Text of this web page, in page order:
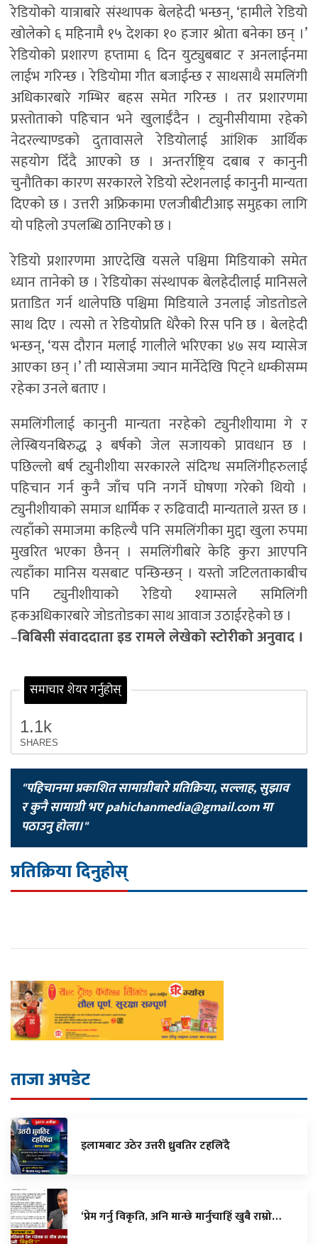
रेडियोको यात्राबारे संस्थापक बेलहेदी भन्छन्, ‘हामीले रेडियो
खोलेको ६ महिनामै १५ देशका १० हजार श्रोता बनेका छन् ।’
रेडियोको प्रशारण हप्तामा ६ दिन युट्युबबाट र अनलाईनमा
लाईभ गरिन्छ । रेडियोमा गीत बजाईन्छ र साथसाथै समलिंगी
अधिकारबारे गम्भिर बहस समेत गरिन्छ । तर प्रशारणमा
प्रस्तोताको पहिचान भने खुलाईँदैन । ट्युनीसीयामा रहेको
नेदरल्याण्डको दुतावासले रेडियोलाई आंशिक आर्थिक
सहयोग दिँदै आएको छ । अन्तर्राष्ट्रिय दबाब र कानुनी
चुनौतिका कारण सरकारले रेडियो स्टेशनलाई कानुनी मान्यता
दिएको छ । उत्तरी अफ्रिकामा एलजीबीटीआइ समुहका लागि
यो पहिलो उपलब्धि ठानिएको छ ।
रेडियो प्रशारणमा आएदेखि यसले पश्चिमा मिडियाको समेत
ध्यान तानेको छ । रेडियोका संस्थापक बेलहेदीलाई मानिसले
प्रताडित गर्न थालेपछि पश्चिमा मिडियाले उनलाई जोडतोडले
साथ दिए । त्यसो त रेडियोप्रति धेरैको रिस पनि छ । बेलहेदी
भन्छन्, ‘यस दौरान मलाई गालीले भरिएका ४७ सय म्यासेज
आएका छन् ।’ ती म्यासेजमा ज्यान मार्नेदेखि पिट्ने धम्कीसम्म
रहेका उनले बताए ।
समलिंगीलाई कानुनी मान्यता नरहेको ट्युनीशीयामा गे र
लेस्बियनबिरुद्ध ३ बर्षको जेल सजायको प्रावधान छ ।
पछिल्लो बर्ष ट्युनीशीया सरकारले संदिग्ध समलिंगीहरुलाई
पहिचान गर्न कुनै जाँच पनि नगर्ने घोषणा गरेको थियो ।
ट्युनीशीयाको समाज धार्मिक र रुढिवादी मान्यताले ग्रस्त छ ।
त्यहाँको समाजमा कहिल्यै पनि समलिंगीका मुद्दा खुला रुपमा
मुखरित भएका छैनन् । समलिंगीबारे केहि कुरा आएपनि
त्यहाँका मानिस यसबाट पन्छिन्छन् । यस्तो जटिलताकाबीच
पनि ट्युनीशीयाको रेडियो श्याम्सले समिलिंगी
हकअधिकारबारे जोडतोडका साथ आवाज उठाईरहेको छ ।
–बिबिसी संवाददाता इड रामले लेखेको स्टोरीको अनुवाद ।
समाचार शेयर गर्नुहोस्
1.1k
SHARES
"पहिचानमा प्रकाशित सामाग्रीबारे प्रतिक्रिया, सल्लाह, सुझाव
र कुनै सामाग्री भएpahichanmedia@gmail.comमा
पठाउनु होला।"
प्रतिक्रिया दिनुहोस्
ताजा अपडेट
इलामबाट उठेर उत्तरी ध्रुवतिर टहलिँदै
‘प्रेम गर्नु विकृति, अनि मान्छे मार्नुचाहिँ खुबै राम्रो…